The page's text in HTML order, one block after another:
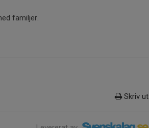
familjer.
Skriv ut